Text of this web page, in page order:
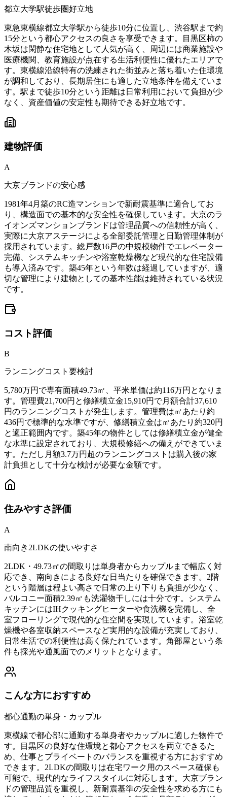
都立大学駅徒歩圏好立地
東急東横線都立大学駅から徒歩10分に位置し、渋谷駅まで約
15分という都心アクセスの良さを享受できます。目黒区柿の
木坂は閑静な住宅地として人気が高く、周辺には商業施設や
医療機関、教育施設が点在する生活利便性に優れたエリアで
す。東横線沿線特有の洗練された街並みと落ち着いた住環境
が調和しており、長期居住にも適した立地条件を備えていま
す。駅まで徒歩10分という距離は日常利用において負担が少
なく、資産価値の安定性も期待できる好立地です。
建物評価
A
大京ブランドの安心感
1981年4月築のRC造マンションで新耐震基準に適合してお
り、構造面での基本的な安全性を確保しています。大京のラ
イオンズマンションブランドは管理品質への信頼性が高く、
実際に大京アステージによる全部委託管理と日勤管理体制が
採用されています。総戸数16戸の中規模物件でエレベーター
完備、システムキッチンや浴室乾燥機など現代的な住宅設備
も導入済みです。築45年という年数は経過していますが、適
切な管理により建物としての基本性能は維持されている状況
です。
コスト評価
B
ランニングコスト要検討
5,780万円で専有面積49.73㎡、平米単価は約116万円となりま
す。管理費21,700円と修繕積立金15,910円で月額合計37,610
円のランニングコストが発生します。管理費は㎡あたり約
436円で標準的な水準ですが、修繕積立金は㎡あたり約320円
と適正範囲内です。築45年の物件としては修繕積立金が健全
な水準に設定されており、大規模修繕への備えができていま
す。ただし月額3.7万円超のランニングコストは購入後の家
計負担として十分な検討が必要な金額です。
住みやすさ評価
A
南向き2LDKの使いやすさ
2LDK・49.73㎡の間取りは単身者からカップルまで幅広く対
応でき、南向きによる良好な日当たりを確保できます。2階
という階層は程よい高さで日常の上り下りも負担が少なく、
バルコニー面積2.39㎡も洗濯物干しには十分です。システム
キッチンにはIHクッキングヒーターや食洗機を完備し、全
室フローリングで現代的な住空間を実現しています。浴室乾
燥機や各室収納スペースなど実用的な設備が充実しており、
日常生活での利便性は高く保たれています。角部屋という条
件も採光や通風面でのメリットとなります。
こんな方におすすめ
都心通勤の単身・カップル
東横線で都心部に通勤する単身者やカップルに適した物件で
す。目黒区の良好な住環境と都心アクセスを両立できるた
め、仕事とプライベートのバランスを重視する方におすすめ
できます。2LDKの間取りは在宅ワーク用のスペース確保も
可能で、現代的なライフスタイルに対応します。大京ブラン
ドの管理品質を重視し、新耐震基準の安全性を求める方にも